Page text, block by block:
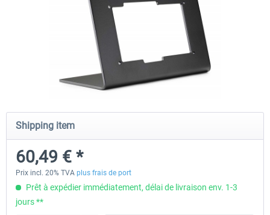
Shipping item
60,49 € *
Prix incl. 20% TVA plus frais de port
Prêt à expédier immédiatement, délai de livraison env. 1-3
jours **